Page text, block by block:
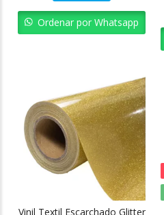
Ordenar por Whatsapp
Vinil Textil Escarchado Glitter